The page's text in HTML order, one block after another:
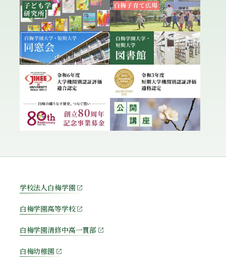
学校法人白梅学園
白梅学園高等学校
白梅学園清修中高一貫部
白梅幼稚園